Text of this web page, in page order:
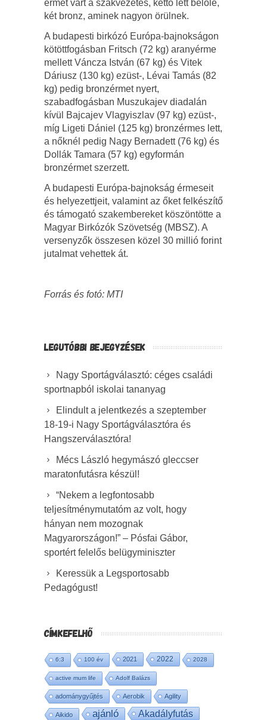
érmet várt a szakvezetés, kettő lett belőle,
két bronz, aminek nagyon örülnek.
A budapesti birkózó Európa-bajnokságon
kötöttfogásban Fritsch (72 kg) aranyérme
mellett Váncza István (67 kg) és Vitek
Dáriusz (130 kg) ezüst-, Lévai Tamás (82
kg) pedig bronzérmet nyert,
szabadfogásban Muszukajev diadalán
kívül Bajcajev Vlagyiszlav (97 kg) ezüst-,
míg Ligeti Dániel (125 kg) bronzérmes lett,
a nőknél pedig Nagy Bernadett (76 kg) és
Dollák Tamara (57 kg) egyformán
bronzérmet szerzett.
A budapesti Európa-bajnokság érmeseit
és helyezettjeit, valamint az őket felkészítő
és támogató szakembereket köszöntötte a
Magyar Birkózók Szövetség (MBSZ). A
versenyzők összesen közel 30 millió forint
jutalmat vehettek át.
Forrás és fotó: MTI
LEGUTÓBBI BEJEGYZÉSEK
Nagy Sportágválasztó: céges családi
sportnapból iskolai tananyag
Elindult a jelentkezés a szeptember
18-19-i Nagy Sportágválasztóra és
Hangszerválasztóra!
Mécs László hegymászó gleccser
maratonfutásra készül!
“Nekem a legfontosabb
teljesítménymutatóm az volt, hogy
hányan nem mozognak
Magyarországon!” – Pósfai Gábor,
sportért felelős belügyminiszter
Keressük a Legsportosabb
Pedagógust!
CÍMKEFELHŐ
6:3 100 év 2021 2022 2028
active mum life Adolf Balázs
adománygyűjtés Aerobik Agility
Aikido ajánló Akadályfutás